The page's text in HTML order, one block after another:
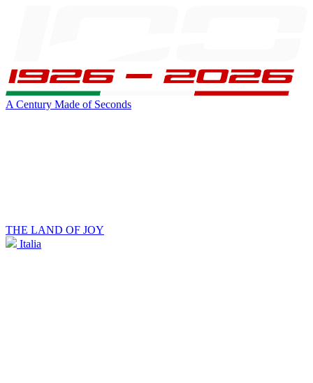
A Century Made of Seconds
THE LAND OF JOY
Italia